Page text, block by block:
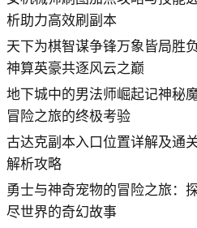
析助力高效刷副本
天下为棋智谋争锋万象皆局胜
神算英豪共逐风云之巅
地下城中的男法师崛起记神秘
冒险之旅的终极考验
古达克副本入口位置详解及通
解析攻略
勇士与神奇宠物的冒险之旅：
尽世界的奇幻故事